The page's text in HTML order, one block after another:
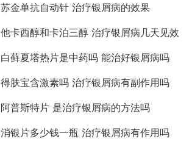
苏金单抗自动针 治疗银屑病的效果
他卡西醇和卡泊三醇 治疗银屑病几天见效
白藓夏塔热片是中药吗 能治好银屑病吗
得肤宝含激素吗 治疗银屑病有副作用吗
阿普斯特片 是治疗银屑病的方法吗
消银片多少钱一瓶 治疗银屑病有作用吗